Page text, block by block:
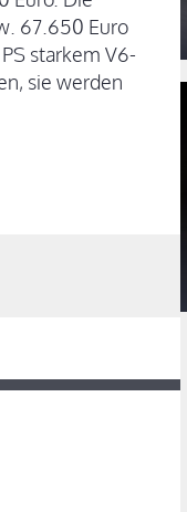
67.650 Euro
starkem V6-
sie werden